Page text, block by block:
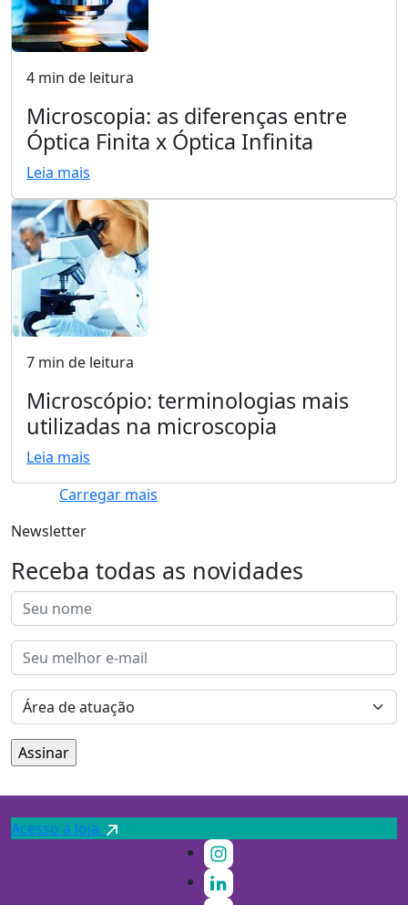
4 min de leitura
Microscopia: as diferenças entre
Óptica Finita x Óptica Infinita
Leia mais
7 min de leitura
Microscópio: terminologias mais
utilizadas na microscopia
Leia mais
Carregar mais
Newsletter
Receba todas as novidades
Acesso à loja